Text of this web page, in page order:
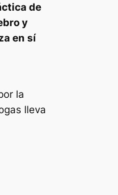
de
y
en sí
la
lleva